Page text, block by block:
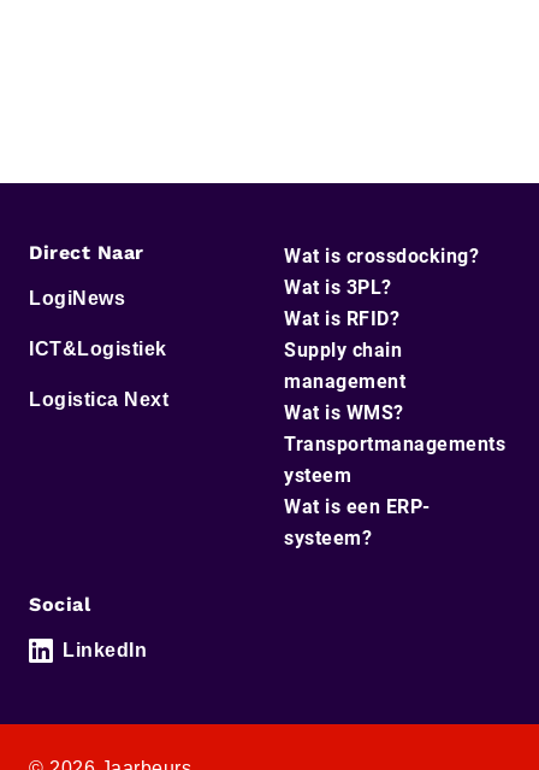
Direct Naar
LogiNews
ICT&Logistiek
Logistica Next
Wat is crossdocking?
Wat is 3PL?
Wat is RFID?
Supply chain
management
Wat is WMS?
Transportmanagements
ysteem
Wat is een ERP-
systeem?
Social
LinkedIn